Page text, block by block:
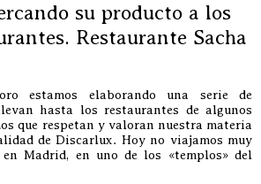
su producto a los
Restaurante Sacha
estamos elaborando una serie de
hasta los restaurantes de algunos
que respetan y valoran nuestra materia
de Discarlux. Hoy no viajamos muy
en Madrid, en uno de los «templos» del